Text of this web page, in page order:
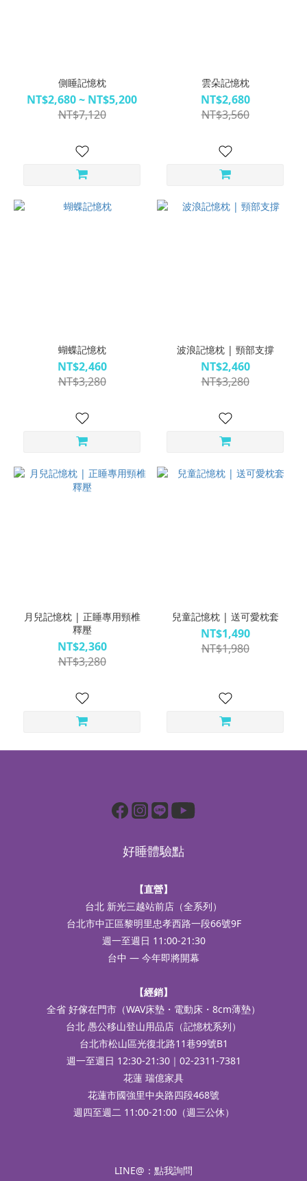
側睡記憶枕
NT$2,680 ~ NT$5,200
NT$7,120
雲朵記憶枕
NT$2,680
NT$3,560
蝴蝶記憶枕
NT$2,460
NT$3,280
波浪記憶枕 | 頸部支撐
NT$2,460
NT$3,280
月兒記憶枕 | 正睡專用頸椎
釋壓
NT$2,360
NT$3,280
兒童記憶枕 | 送可愛枕套
NT$1,490
NT$1,980
好睡體驗點
【直營】
台北 新光三越站前店（全系列）
台北市中正區黎明里忠孝西路一段66號9F
週一至週日 11:00-21:30
台中 — 今年即將開幕
【經銷】
全省 好傢在門市（WAV床墊・電動床・8cm薄墊）
台北 愚公移山登山用品店（記憶枕系列）
台北市松山區光復北路11巷99號B1
週一至週日 12:30-21:30｜02-2311-7381
花蓮 瑞億家具
花蓮市國強里中央路四段468號
週四至週二 11:00-21:00（週三公休）
LINE@： 點我詢問